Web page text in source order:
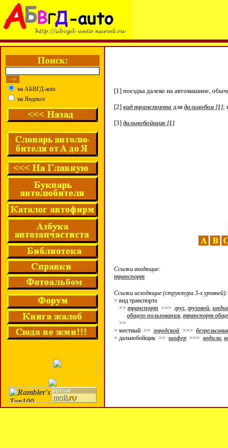
Поиск:
на АБВГД-auto
на Яндексе
[1] поездка далеко на автомашине,
[2]вид транспорта длядальнобоя [1];
[3]дальнобойщик [1]
Ссылки входящие:
транспорт
Ссылки исходящие (структура 3-х уровней):
> вид транспорта
>>транспорт >>>груз,грузовой,
общего пользования,транспорт
>>
> местный >>городской >>>
> дальнобойщик >>шофер >>>водила,